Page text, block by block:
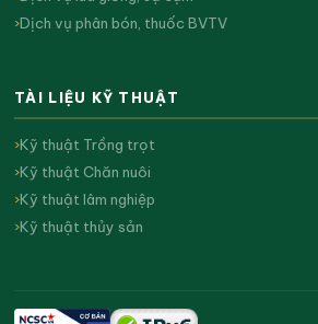
Dịch vụ phân bón, thuốc BVTV
TÀI LIỆU KỸ THUẬT
Kỹ thuật Trồng trọt
Kỹ thuật Chăn nuôi
Kỹ thuật lâm nghiệp
Kỹ thuật thủy sản